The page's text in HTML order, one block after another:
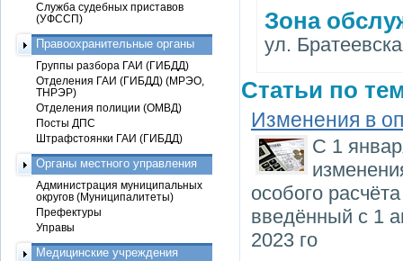
Зона
ул.
Статьи по
Изменения в
С 1
особого
введённый с 1
2023 го
Служба судебных приставов
(УФССП)
Правоохранительные органы
Группы разбора ГАИ (ГИБДД)
Отделения ГАИ (ГИБДД) (МРЭО,
ТНРЭР)
Отделения полиции (ОМВД)
Посты ДПС
Штрафстоянки ГАИ (ГИБДД)
Органы местного управления
Администрация муниципальных
округов (Муниципалитеты)
Префектуры
Управы
Медицинские учреждения